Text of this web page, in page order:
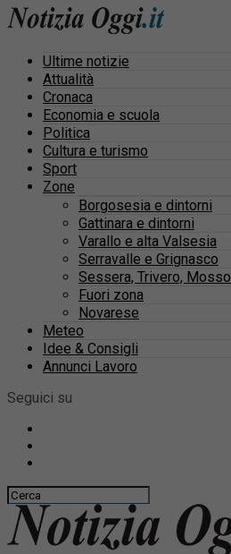
Ultime notizie
Attualità
Cronaca
Economia e scuola
Politica
Cultura e turismo
Sport
Zone
Borgosesia e dintorni
Gattinara e dintorni
Varallo e alta Valsesia
Serravalle e Grignasco
Sessera, Trivero, Mosso
Fuori zona
Novarese
Meteo
Idee & Consigli
Annunci Lavoro
Seguici su